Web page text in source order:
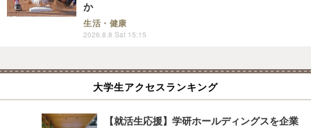
か
生活・健康
2026.8.8 Sat 15:15
大学生アクセスランキング
【就活生応援】学研ホールディングスを企業